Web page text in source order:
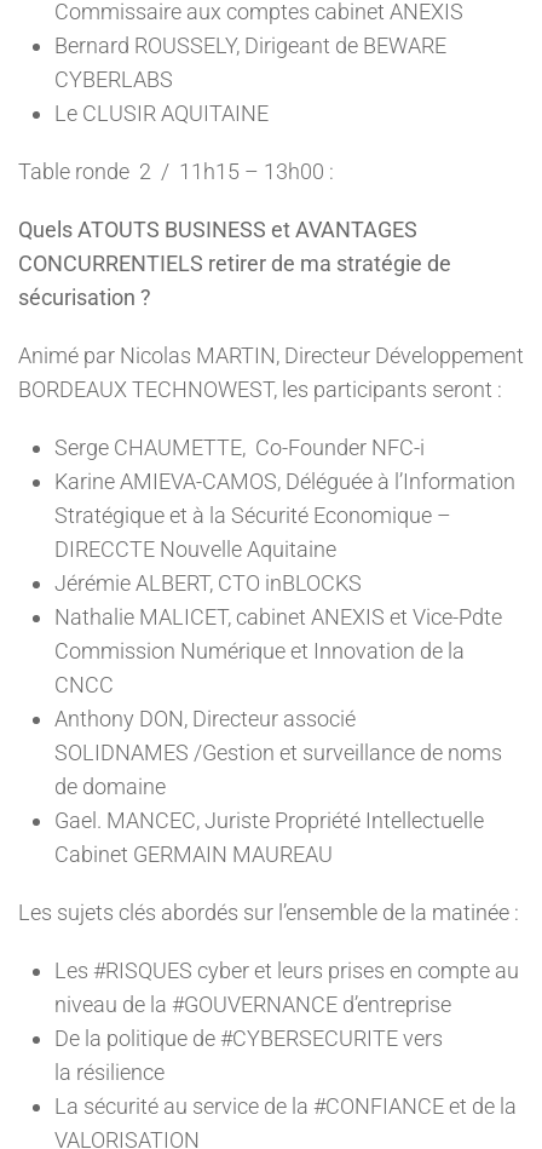
Commissaire aux comptes cabinet ANEXIS
Bernard ROUSSELY, Dirigeant de BEWARE
CYBERLABS
Le CLUSIR AQUITAINE
Table ronde 2 / 11h15 – 13h00 :
Quels ATOUTS BUSINESS et AVANTAGES
CONCURRENTIELS retirer de ma stratégie de
sécurisation ?
Animé par Nicolas MARTIN, Directeur Développement
BORDEAUX TECHNOWEST, les participants seront :
Serge CHAUMETTE, Co-Founder NFC-i
Karine AMIEVA-CAMOS, Déléguée à l’Information
Stratégique et à la Sécurité Economique –
DIRECCTE Nouvelle Aquitaine
Jérémie ALBERT, CTO inBLOCKS
Nathalie MALICET, cabinet ANEXIS et Vice-Pdte
Commission Numérique et Innovation de la
CNCC
Anthony DON, Directeur associé
SOLIDNAMES /Gestion et surveillance de noms
de domaine
Gael. MANCEC, Juriste Propriété Intellectuelle
Cabinet GERMAIN MAUREAU
Les sujets clés abordés sur l’ensemble de la matinée :
Les #RISQUES cyber et leurs prises en compte au
niveau de la #GOUVERNANCE d’entreprise
De la politique de #CYBERSECURITE vers
la résilience
La sécurité au service de la #CONFIANCE et de la
VALORISATION